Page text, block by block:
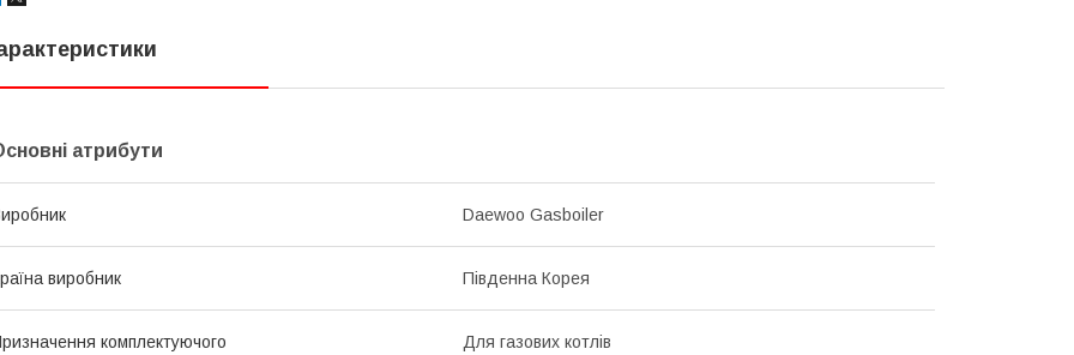
атрибути
Daewoo Gasboiler
виробник Південна Корея
комплектуючого Для газових котлів